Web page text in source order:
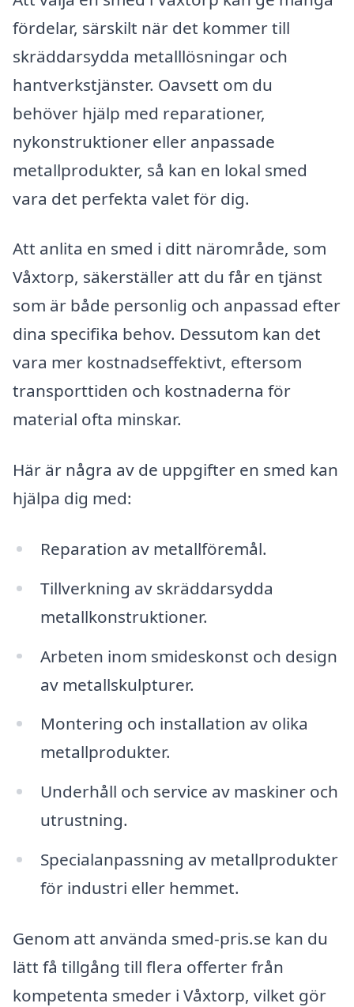
fördelar, särskilt när det kommer till
skräddarsydda metalllösningar och
hantverkstjänster. Oavsett om du
behöver hjälp med reparationer,
nykonstruktioner eller anpassade
metallprodukter, så kan en lokal smed
vara det perfekta valet för dig.
Att anlita en smed i ditt närområde, som
Våxtorp, säkerställer att du får en tjänst
som är både personlig och anpassad efter
dina specifika behov. Dessutom kan det
vara mer kostnadseffektivt, eftersom
transporttiden och kostnaderna för
material ofta minskar.
Här är några av de uppgifter en smed kan
hjälpa dig med:
Reparation av metallföremål.
Tillverkning av skräddarsydda
metallkonstruktioner.
Arbeten inom smideskonst och design
av metallskulpturer.
Montering och installation av olika
metallprodukter.
Underhåll och service av maskiner och
utrustning.
Specialanpassning av metallprodukter
för industri eller hemmet.
Genom att använda smed-pris.se kan du
lätt få tillgång till flera offerter från
kompetenta smeder i Våxtorp, vilket gör